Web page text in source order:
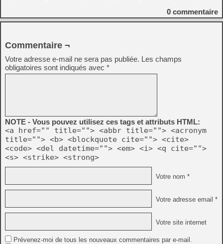
0 commentaire
Commentaire ¬
Votre adresse e-mail ne sera pas publiée. Les champs
obligatoires sont indiqués avec *
NOTE - Vous pouvez utilisez ces tags et attributs HTML:
<a href="" title=""> <abbr title=""> <acronym
title=""> <b> <blockquote cite=""> <cite>
<code> <del datetime=""> <em> <i> <q cite="">
<s> <strike> <strong>
Votre nom *
Votre adresse email *
Votre site internet
Prévenez-moi de tous les nouveaux commentaires par e-mail.